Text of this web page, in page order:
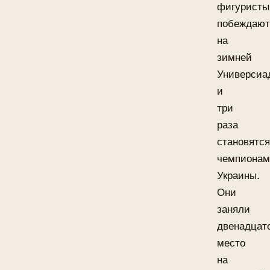
фигуристы
побеждают
на
зимней
и
три
раза
становятся
Украины.
Они
заняли
место
на